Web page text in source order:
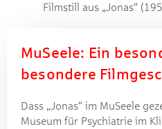
Filmstill aus „Jonas“
MuSeele: Ein
besondere
Dass „Jonas“ im MuSeele
Museum für Psychiatrie im